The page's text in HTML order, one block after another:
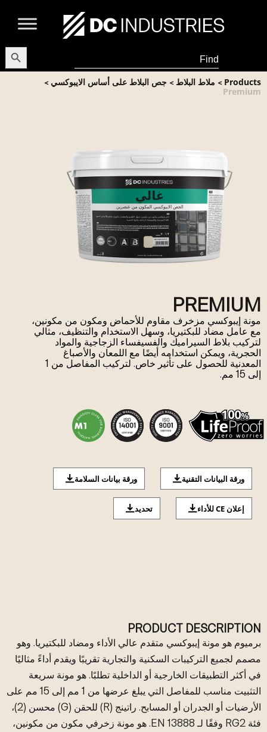
Search
for:
Button
Products
> ملاط البلاط> جص البلاط على أساس الايبوكسي>
Premium
PREMIUM
مونة إيبوكسي مزخرف مقاوم للأحماض ومكون من مكونين،
مع عامل مضاد للبكتيريا، وسهل الاستخدام والتنظيف، مثالي
لتركيب بلاط السيراميك والفسيفساء الزجاجية والمواد
الحجرية، ويمكن استخدامه أيضًا مع اللمعان والأصباغ
إلى 15 مم.
ورقة البيانات التقنية ورقة بيانات السلامة
إعلان CE للأداء تحديد
PRODUCT DESCRIPTION
برميوم هو مونة إيبوكسي متقدم عالي الأداء ومضاد للبكتيريا. وهو
مصمم لجميع التركيبات السكنية والتجارية تقريبًا ويقدم أداءً مثاليًا
في أكثر التطبيقات الخارجية أو الداخلية تطلبًا. هو مونة سريعة
التثبيت مناسب للمفاصل التي يبلغ عرضها من 1 مم إلى 15 مم على
الأرضيات أو الجدران أو المسابح. راتينج (R) للحقن (G) محسن (2)،
فئة RG2 وفقًا لـ EN 13888. هو مونة زخرفي مكون من مكونين،